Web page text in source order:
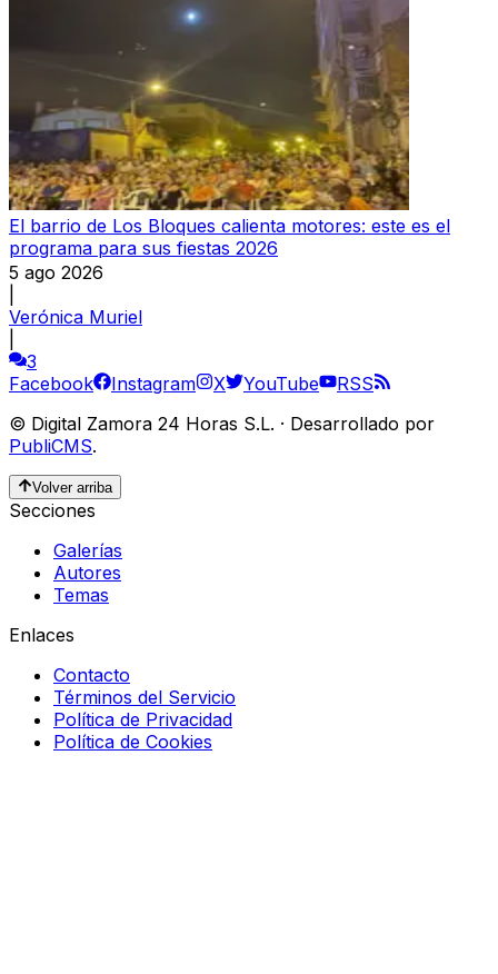
El barrio de Los Bloques calienta motores: este es el
programa para sus fiestas 2026
5 ago 2026
Verónica Muriel
3
Facebook
Instagram X YouTube
RSS
© Digital Zamora 24 Horas S.L. · Desarrollado por
PubliCMS.
Volver arriba
Secciones
Galerías
Autores
Temas
Enlaces
Contacto
Términos del Servicio
Política de Privacidad
Política de Cookies